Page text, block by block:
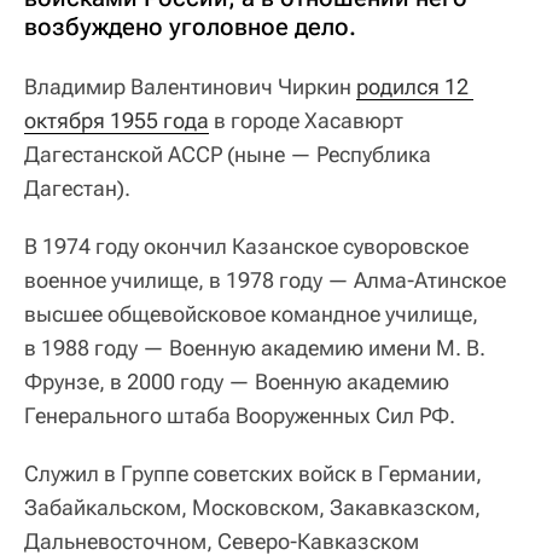
возбуждено уголовное дело.
Владимир Валентинович Чиркин родился 12
октября 1955 года в городе Хасавюрт
Дагестанской АССР (ныне — Республика
Дагестан).
В 1974 году окончил Казанское суворовское
военное училище, в 1978 году — Алма-Атинское
высшее общевойсковое командное училище,
в 1988 году — Военную академию имени М. В.
Фрунзе, в 2000 году — Военную академию
Генерального штаба Вооруженных Сил РФ.
Служил в Группе советских войск в Германии,
Забайкальском, Московском, Закавказском,
Дальневосточном, Северо-Кавказском